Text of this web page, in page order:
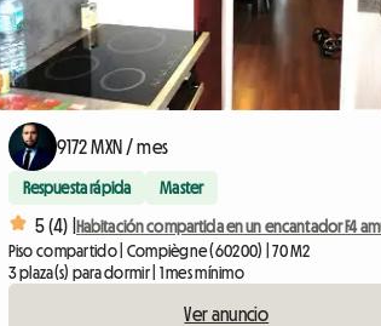
9172 MXN / mes
Respuesta rápida Master
5 (4) |
Piso compartido | Compiègne (60200) | 70 M2
3 plaza(s) para dormir | 1 mes mínimo
Ver anuncio